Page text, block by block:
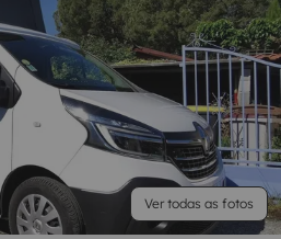
Ver todas as fotos